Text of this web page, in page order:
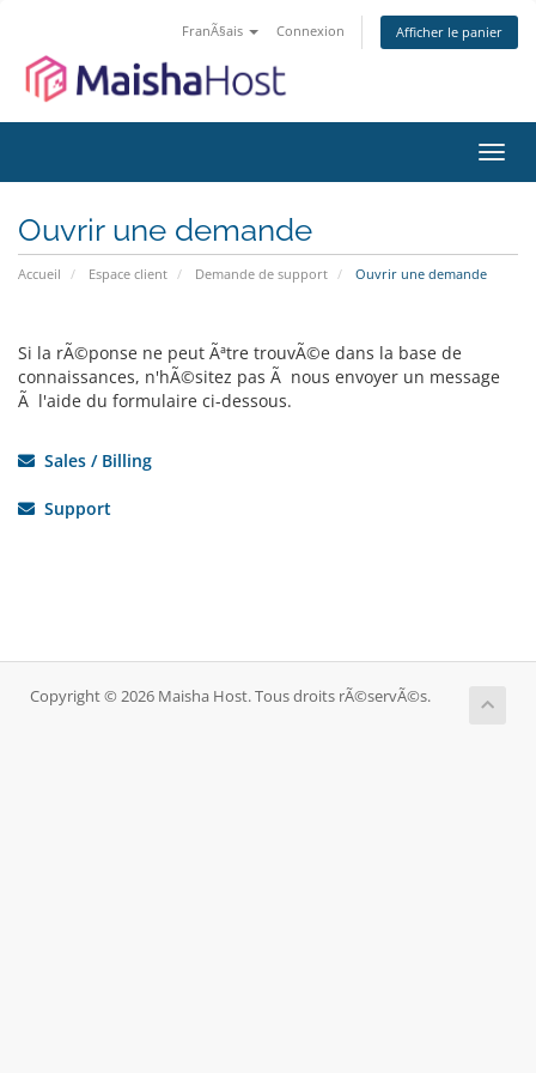
FranÃ§ais Connexion Afficher le panier
la
Ouvrir une demande
Accueil Espace client Demande de support Ouvrir une demande
Si la rÃ©ponse ne peut Ãªtre trouvÃ©e dans la base de
connaissances, n'hÃ©sitez pas Ã nous envoyer un message
Ã l'aide du formulaire ci-dessous.
Sales / Billing
Support
Copyright © 2026 Maisha Host. Tous droits rÃ©servÃ©s.